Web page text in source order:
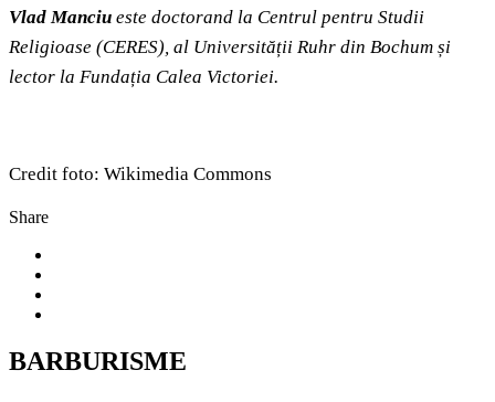
Vlad Manciu este doctorand la Centrul pentru Studii
Religioase (CERES), al Universității Ruhr din Bochum și
lector la Fundația Calea Victoriei.
Credit foto: Wikimedia Commons
Share
BARBURISME